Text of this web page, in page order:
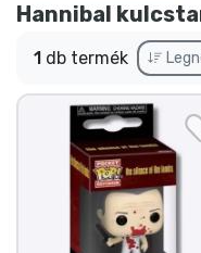
Hannibal
1 db termék
Előrendelhető
Outlet cuccok
Ajándékkártya
Szállítás és
Sorozatos